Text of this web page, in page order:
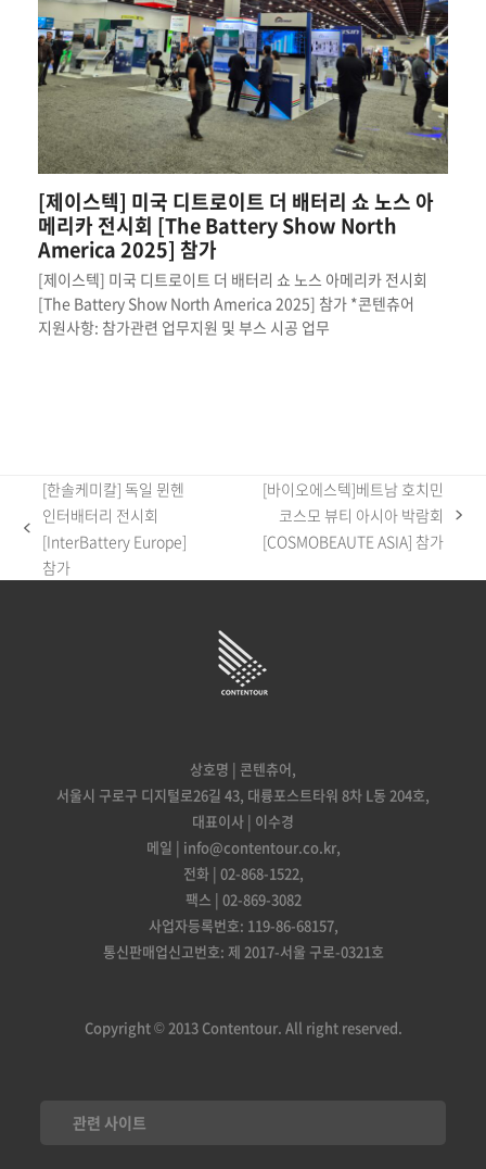
[제이스텍] 미국 디트로이트 더 배터리 쇼 노스 아
메리카 전시회 [The Battery Show North
America 2025] 참가
[제이스텍] 미국 디트로이트 더 배터리 쇼 노스 아메리카 전시회
[The Battery Show North America 2025] 참가 *콘텐츄어
지원사항: 참가관련 업무지원 및 부스 시공 업무
previous
post:
[한솔케미칼] 독일 뮌헨
인터배터리 전시회
[InterBattery Europe]
참가
post:
[바이오에스텍]베트남 호치민
코스모 뷰티 아시아 박람회
[COSMOBEAUTE ASIA] 참가
상호명 | 콘텐츄어,
서울시 구로구 디지털로26길 43, 대륭포스트타워 8차 L동 204호,
대표이사 | 이수경
메일 | info@contentour.co.kr,
전화 | 02-868-1522,
팩스 | 02-869-3082
사업자등록번호: 119-86-68157,
통신판매업신고번호: 제 2017-서울 구로-0321호
Copyright © 2013 Contentour. All right reserved.
관련 사이트